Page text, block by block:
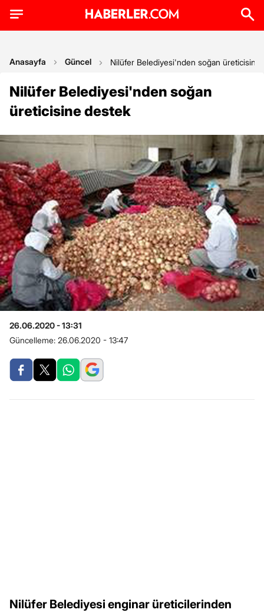
Anasayfa Güncel Nilüfer Belediyesi'nden soğan üreticisine
Nilüfer Belediyesi'nden soğan
üreticisine destek
26.06.2020 - 13:31
Güncelleme: 26.06.2020 - 13:47
Nilüfer Belediyesi enginar üreticilerinden